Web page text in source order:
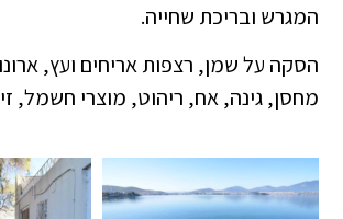
המגרש ובריכת שחייה.
הסקה על שמן, רצפות אריחים ועץ,
מחסן, גינה, אח, ריהוט, מוצרי חשמל,